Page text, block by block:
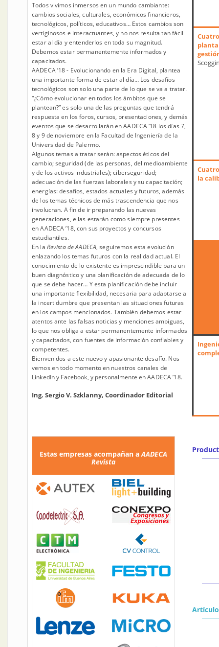
Todos vivimos inmersos en un mundo cambiante:
cambios sociales, culturales, económicos financieros,
tecnológicos, políticos, educativos… Estos cambios son
vertiginosos e interactuantes, y no nos resulta tan fácil
estar al día y entenderlos en toda su magnitud.
Debemos estar permanentemente informados y
capacitados.
AADECA ’18 - Evolucionando en la Era Digital, plantea
una importante forma de estar al día… Los desafíos
tecnológicos son solo una parte de lo que se va a tratar.
“¿Cómo evolucionar en todos los ámbitos que se
plantean?” es solo una de las preguntas que tendrá
respuesta en los foros, cursos, presentaciones, y demás
eventos que se desarrollarán en AADECA ‘18 los días 7,
8 y 9 de noviembre en la Facultad de Ingeniería de la
Universidad de Palermo.
Algunos temas a tratar serán: aspectos éticos del
cambio; seguridad (de las personas, del medioambiente
y de los activos industriales); ciberseguridad;
adecuación de las fuerzas laborales y su capacitación;
energías: desafíos, estados actuales y futuros, además
de los temas técnicos de más trascendencia que nos
involucran. A fin de ir preparando las nuevas
generaciones, ellas estarán como siempre presentes
en AADECA ’18, con sus proyectos y concursos
estudiantiles.
En la Revista de AADECA, seguiremos esta evolución
enlazando los temas futuros con la realidad actual. El
conocimiento de lo existente es imprescindible para un
buen diagnóstico y una planificación de adecuada de lo
que se debe hacer… Y esta planificación debe incluir
una importante flexibilidad, necesaria para adaptarse a
la incertidumbre que presentan las situaciones futuras
en los campos mencionados. También debemos estar
atentos ante las falsas noticias y menciones ambiguas,
lo que nos obliga a estar permanentemente informados
y capacitados, con fuentes de información confiables y
competentes.
Bienvenidos a este nuevo y apasionante desafío. Nos
vemos en todo momento en nuestros canales de
LinkedIn y Facebook, y personalmente en AADECA ’18.
Ing. Sergio V. Szklanny, Coordinador Editorial
la
Estas empresas acompañan aAADECA
Revista